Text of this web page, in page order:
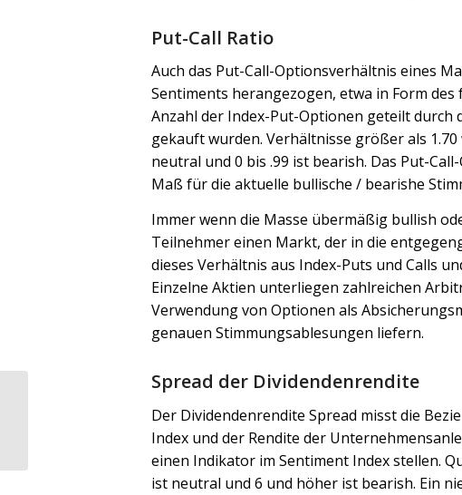
Put-Call Ratio
Auch das Put-Call-Optionsverhältnis eines
Sentiments herangezogen, etwa in Form
Anzahl der Index-Put-Optionen geteilt durch
gekauft wurden. Verhältnisse größer als
neutral und 0 bis .99 ist bearish. Das Put-
Maß für die aktuelle bullische / bearishe
Immer wenn die Masse übermäßig bullish
Teilnehmer einen Markt, der in die
dieses Verhältnis aus Index-Puts und Calls
Einzelne Aktien unterliegen zahlreichen
Verwendung von Optionen als
genauen Stimmungsablesungen liefern.
Spread der Dividendenrendite
Der Dividendenrendite Spread misst die
Index und der Rendite der
einen Indikator im Sentiment Index stellen.
ist neutral und 6 und höher ist bearish. Ein
Was verdient ein Börsenmakler?